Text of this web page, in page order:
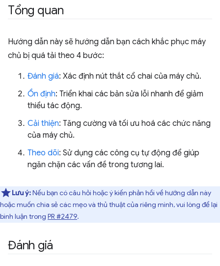
Tổng quan
Hướng dẫn này sẽ hướng dẫn bạn cách khắc phục máy
chủ bị quá tải theo 4 bước:
Đánh giá: Xác định nút thắt cổ chai của máy chủ.
Ổn định: Triển khai các bản sửa lỗi nhanh để giảm
thiểu tác động.
Cải thiện: Tăng cường và tối ưu hoá các chức năng
của máy chủ.
Theo dõi: Sử dụng các công cụ tự động để giúp
ngăn chặn các vấn đề trong tương lai.
Lưu ý:Nếu bạn có câu hỏi hoặc ý kiến phản hồi về hướng dẫn này
hoặc muốn chia sẻ các mẹo và thủ thuật của riêng mình, vui lòng để lại
bình luận trong PR #2479.
Đánh giá